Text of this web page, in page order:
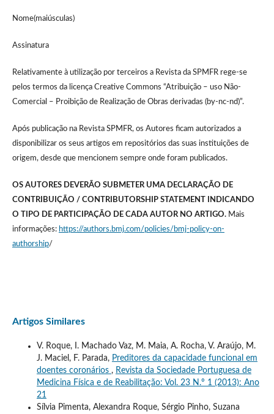
Nome(maiúsculas)
Assinatura
Relativamente à utilização por terceiros a Revista da SPMFR rege-se
pelos termos da licença Creative Commons “Atribuição – uso Não-
Comercial – Proibição de Realização de Obras derivadas (by-nc-nd)”.
Após publicação na Revista SPMFR, os Autores ficam autorizados a
disponibilizar os seus artigos em repositórios das suas instituições de
origem, desde que mencionem sempre onde foram publicados.
OS AUTORES DEVERÃO SUBMETER UMA DECLARAÇÃO DE
CONTRIBUIÇÃO / CONTRIBUTORSHIP STATEMENT INDICANDO
O TIPO DE PARTICIPAÇÃO DE CADA AUTOR NO ARTIGO.Mais
informações: https://authors.bmj.com/policies/bmj-policy-on-
authorship/
Artigos Similares
V. Roque, I. Machado Vaz, M. Maia, A. Rocha, V. Araújo, M.
J. Maciel, F. Parada, Preditores da capacidade funcional em
doentes coronários , Revista da Sociedade Portuguesa de
Medicina Física e de Reabilitação: Vol. 23 N.º 1 (2013): Ano
21
Sílvia Pimenta, Alexandra Roque, Sérgio Pinho, Suzana